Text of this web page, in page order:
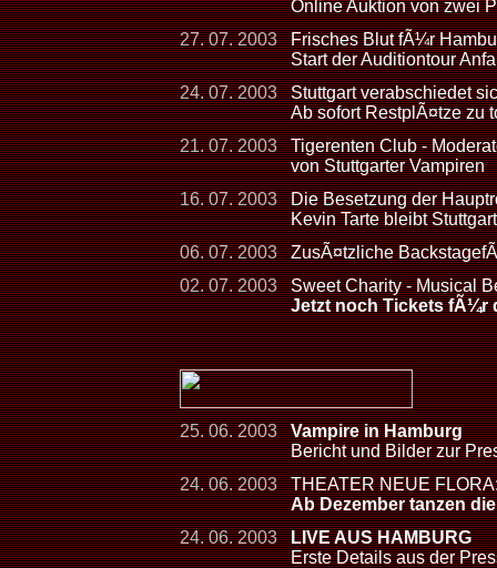
Online Auktion von zwei
27. 07. 2003
Frisches Blut fÃ¼r
Start der Auditiontour
24. 07. 2003
Stuttgart verabschiedet
Ab sofort RestplÃ¤tze zu
21. 07. 2003
Tigerenten Club -
von Stuttgarter Vampiren
16. 07. 2003
Die Besetzung der
Kevin Tarte bleibt
06. 07. 2003
ZusÃ¤tzliche
02. 07. 2003
Sweet Charity - Musical
Jetzt noch Tickets fÃ¼r
25. 06. 2003
Vampire in Hamburg
Bericht und Bilder zur
24. 06. 2003
THEATER NEUE
Ab Dezember tanzen
24. 06. 2003
LIVE AUS HAMBURG
Erste Details aus der